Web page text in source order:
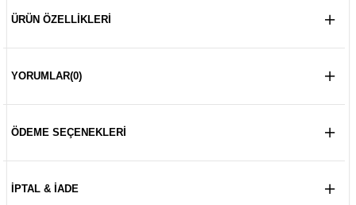
ÜRÜN ÖZELLIKLERI
YORUMLAR(0)
ÖDEME SEÇENEKLERI
İPTAL & İADE